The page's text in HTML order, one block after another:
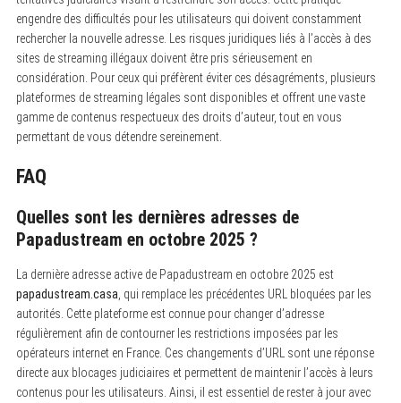
engendre des difficultés pour les utilisateurs qui doivent constamment
rechercher la nouvelle adresse. Les risques juridiques liés à l’accès à des
sites de streaming illégaux doivent être pris sérieusement en
considération. Pour ceux qui préfèrent éviter ces désagréments, plusieurs
plateformes de streaming légales sont disponibles et offrent une vaste
gamme de contenus respectueux des droits d’auteur, tout en vous
permettant de vous détendre sereinement.
FAQ
Quelles sont les dernières adresses de
Papadustream en octobre 2025 ?
La dernière adresse active de Papadustream en octobre 2025 est
papadustream.casa , qui remplace les précédentes URL bloquées par les
autorités. Cette plateforme est connue pour changer d’adresse
régulièrement afin de contourner les restrictions imposées par les
opérateurs internet en France. Ces changements d’URL sont une réponse
directe aux blocages judiciaires et permettent de maintenir l’accès à leurs
contenus pour les utilisateurs. Ainsi, il est essentiel de rester à jour avec